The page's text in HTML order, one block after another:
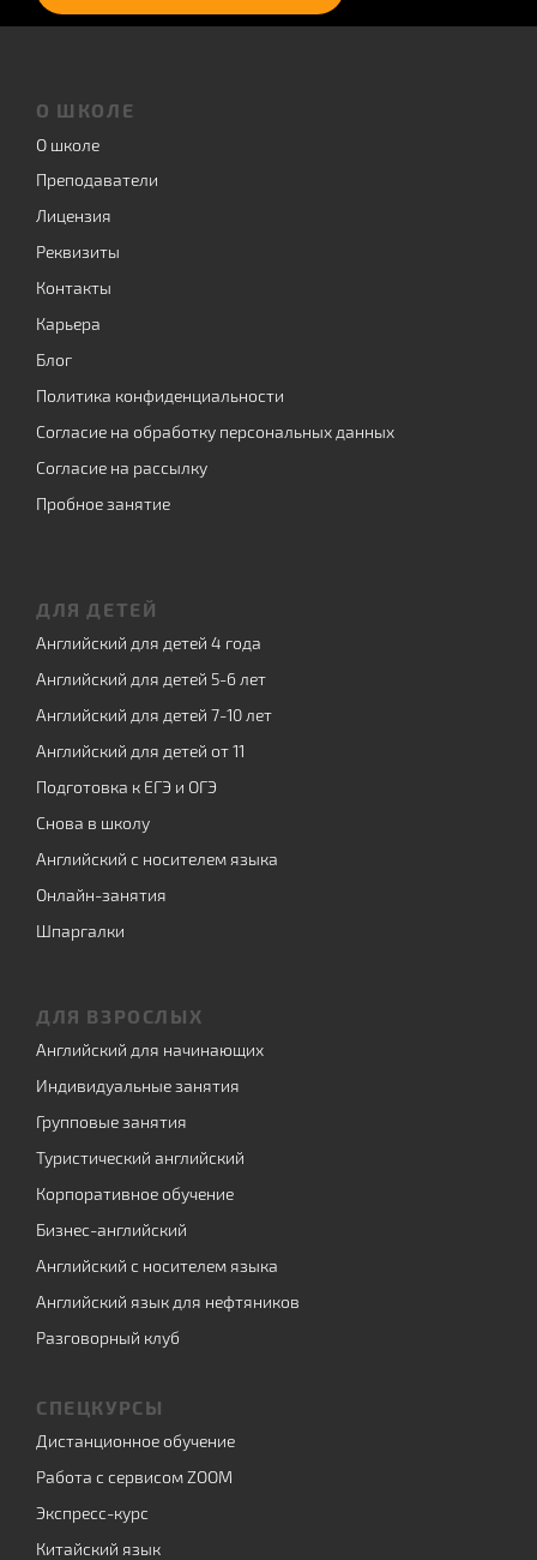
О ШКОЛЕ
О школе
Преподаватели
Лицензия
Реквизиты
Контакты
Карьера
Блог
Политика конфиденциальности
Согласие на обработку персональных данных
Согласие на рассылку
Пробное занятие
ДЛЯ ДЕТЕЙ
Английский для детей 4 года
Английский для детей 5-6 лет
Английский для детей 7-10 лет
Английский для детей от 11
Подготовка к ЕГЭ и ОГЭ
Снова в школу
Английский с носителем языка
Онлайн-занятия
Шпаргалки
ДЛЯ ВЗРОСЛЫХ
Английский для начинающих
Индивидуальные занятия
Групповые занятия
Туристический английский
Корпоративное обучение
Бизнес-английский
Английский с носителем языка
Английский язык для нефтяников
Разговорный клуб
СПЕЦКУРСЫ
Дистанционное обучение
Работа с сервисом ZOOM
Экспресс-курс
Китайский язык